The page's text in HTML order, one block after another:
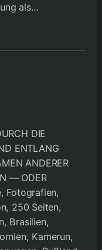
als…
DIE
ENTLANG
ANDERER
— ODER
Fotografien,
250 Seiten,
Brasilien,
Kamerun,